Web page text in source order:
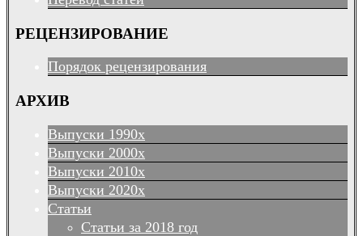
РЕЦЕНЗИРОВАНИЕ
Порядок рецензирования
АРХИВ
Выпуски 1990х
Выпуски 2000х
Выпуски 2010х
Выпуски 2020х
Статьи
Статьи за 2018 год